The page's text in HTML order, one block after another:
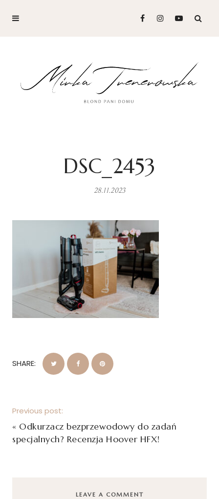
DSC_2453
28.11.2023
SHARE:
Previous post:
« Odkurzacz bezprzewodowy do zadań
specjalnych? Recenzja Hoover HFX!
LEAVE A COMMENT